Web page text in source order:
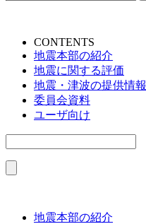
CONTENTS
地震本部の紹介
地震に関する評価
地震・津波の提供情報
委員会資料
ユーザ向け
地震本部の紹介